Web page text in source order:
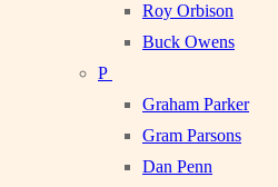
Roy Orbison
Buck Owens
P
Graham Parker
Gram Parsons
Dan Penn